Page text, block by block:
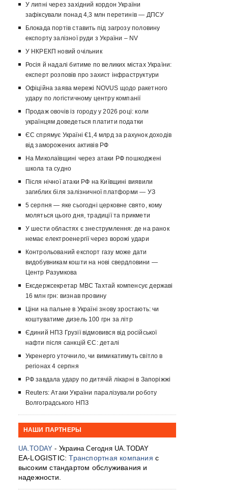
У липні через західний кордон України
зафіксували понад 4,3 млн перетинів — ДПСУ
Блокада портів ставить під загрозу половину
експорту залізної руди з України – NV
У НКРЕКП новий очільник
Росія й надалі битиме по великих містах України:
експерт розповів про захист інфраструктури
Офіційна заява мережі NOVUS щодо ракетного
удару по логістичному центру компанії
Продаж овочів із городу у 2026 році: коли
українцям доведеться платити податки
ЄС спрямує Україні €1,4 млрд за рахунок доходів
від заморожених активів РФ
На Миколаївщині через атаки РФ пошкоджені
школа та судно
Після нічної атаки РФ на Київщині виявили
загиблих біля залізничної платформи — УЗ
5 серпня — яке сьогодні церковне свято, кому
моляться цього дня, традиції та прикмети
У шести областях є знеструмлення: де на ранок
немає електроенергії через ворожі удари
Контрольований експорт газу може дати
видобувникам кошти на нові свердловини —
Центр Разумкова
Ексдержсекретар МВС Тахтай компенсує державі
16 млн грн: визнав провину
Ціни на пальне в Україні знову зростають: чи
коштуватиме дизель 100 грн за літр
Єдиний НПЗ Грузії відмовився від російської
нафти після санкцій ЄС: деталі
Укренерго уточнило, чи вимикатимуть світло в
регіонах 4 серпня
РФ завдала удару по дитячій лікарні в Запоріжжі
Reuters: Атаки України паралізували роботу
Волгоградського НПЗ
НАШИ ПАРТНЕРЫ
UA.TODAY - Украина Сегодня UA.TODAY
EA-LOGISTIC:Транспортная компания с
высоким стандартом обслуживания и
надежности.